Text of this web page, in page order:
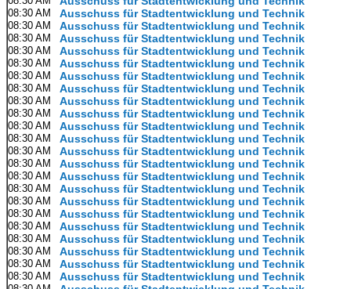
08:30 AM Ausschuss für Stadtentwicklung und Technik
08:30 AM Ausschuss für Stadtentwicklung und Technik
08:30 AM Ausschuss für Stadtentwicklung und Technik
08:30 AM Ausschuss für Stadtentwicklung und Technik
08:30 AM Ausschuss für Stadtentwicklung und Technik
08:30 AM Ausschuss für Stadtentwicklung und Technik
08:30 AM Ausschuss für Stadtentwicklung und Technik
08:30 AM Ausschuss für Stadtentwicklung und Technik
08:30 AM Ausschuss für Stadtentwicklung und Technik
08:30 AM Ausschuss für Stadtentwicklung und Technik
08:30 AM Ausschuss für Stadtentwicklung und Technik
08:30 AM Ausschuss für Stadtentwicklung und Technik
08:30 AM Ausschuss für Stadtentwicklung und Technik
08:30 AM Ausschuss für Stadtentwicklung und Technik
08:30 AM Ausschuss für Stadtentwicklung und Technik
08:30 AM Ausschuss für Stadtentwicklung und Technik
08:30 AM Ausschuss für Stadtentwicklung und Technik
08:30 AM Ausschuss für Stadtentwicklung und Technik
08:30 AM Ausschuss für Stadtentwicklung und Technik
08:30 AM Ausschuss für Stadtentwicklung und Technik
08:30 AM Ausschuss für Stadtentwicklung und Technik
08:30 AM Ausschuss für Stadtentwicklung und Technik